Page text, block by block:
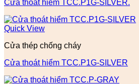
Cửa thoát hiểm TCC.P1G-SILVER.
Quick View
Cửa thép chống cháy
Cửa thoát hiểm TCC.P1G-SILVER